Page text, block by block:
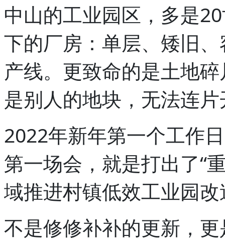
中山的工业园区，多是
下的厂房：单层、矮旧
产线。更致命的是土地
是别人的地块，无法连
2022年新年第一个工作
第一场会，就是打出了
域推进村镇低效工业园
不是修修补补的更新，